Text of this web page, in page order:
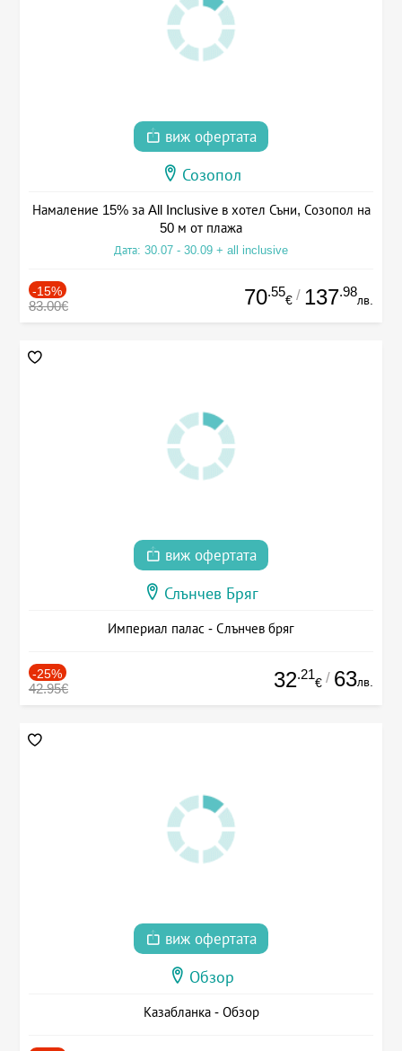
виж офертата
Созопол
Намаление 15% за All Inclusive в хотел Съни, Созопол на
50 м от плажа
Дата: 30.07 - 30.09 + all inclusive
-15%
83.00€ 70.55
€ / 137.98
лв.
виж офертата
Слънчев Бряг
Империал палас - Слънчев бряг
-25%
42.95€ 32.21
€ / 63лв.
виж офертата
Обзор
Казабланка - Обзор